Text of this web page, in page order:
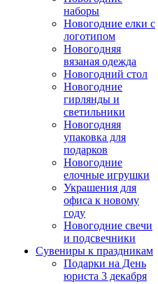
наборы
Новогодние елки с
логотипом
Новогодняя
вязаная одежда
Новогодний стол
Новогодние
гирлянды и
светильники
Новогодняя
упаковка для
подарков
Новогодние
елочные игрушки
Украшения для
офиса к новому
году
Новогодние свечи
и подсвечники
Сувениры к праздникам
Подарки на День
юриста 3 декабря